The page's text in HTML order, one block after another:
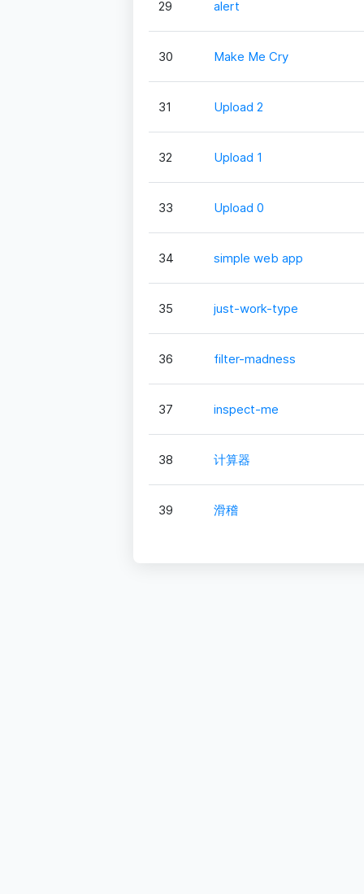
29 alert
30 Make Me Cry
31 Upload 2
32 Upload 1
33 Upload 0
34 simple web app
35 just-work-type
36 filter-madness
37 inspect-me
38 计算器
39 滑稽